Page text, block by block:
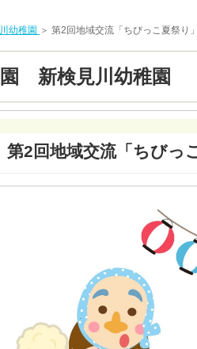
幼稚園 ＞ 第2回地域交流「ちびっこ夏祭り
新検見川幼稚園
第2回地域交流「ちびっ